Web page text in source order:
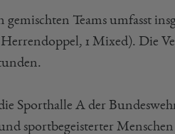
Teams umfasst
1 Mixed). Die
Sporthalle A der
sportbegeisterter